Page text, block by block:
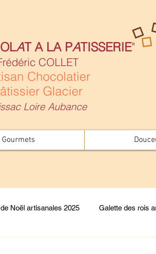
AT A LA PATISSERIE"
COLLET
Chocolatier
Glacier
Loire Aubance
Gourmets
Noël artisanales 2025 Galette des rois